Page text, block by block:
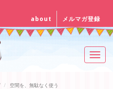
about メルマガ登録
空間を、無駄なく使う